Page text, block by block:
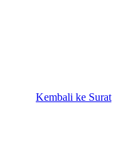
Kembali ke Surat